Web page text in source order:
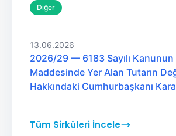
Diğer
13.06.2026
2026/29 — 6183 Sayılı Kanunun
Maddesinde Yer Alan Tutarın
Hakkındaki Cumhurbaşkanı
Tüm Sirküleri İncele